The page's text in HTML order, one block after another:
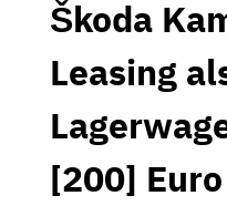
Škoda
Leasing
[200]